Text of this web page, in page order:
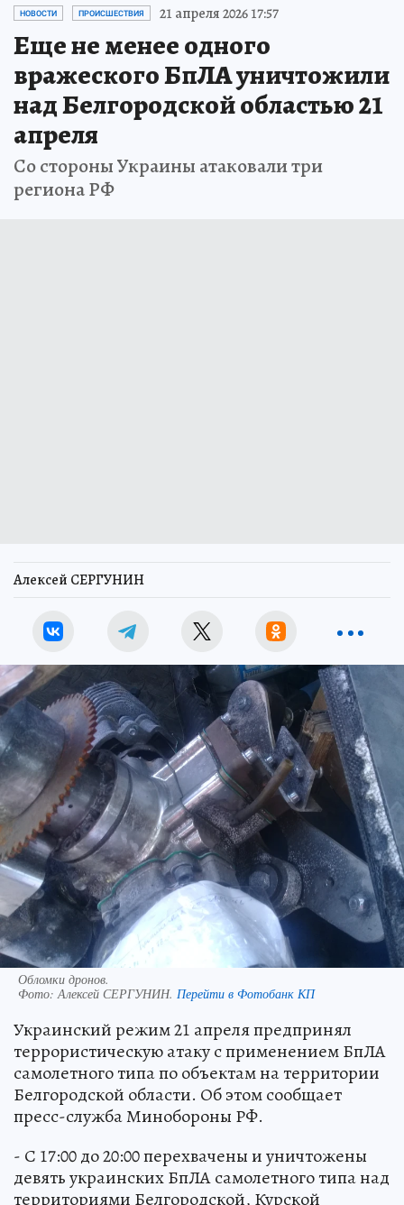
НОВОСТИ ПРОИСШЕСТВИЯ 21 апреля 2026 17:57
Еще не менее одного
вражеского БпЛА уничтожили
над Белгородской областью 21
апреля
Со стороны Украины атаковали три
региона РФ
Алексей СЕРГУНИН
Обломки дронов.
Фото:Алексей СЕРГУНИН. Перейти в Фотобанк КП
Украинский режим 21 апреля предпринял
террористическую атаку с применением БпЛА
самолетного типа по объектам на территории
Белгородской области. Об этом сообщает
пресс-служба Минобороны РФ.
- С 17:00 до 20:00 перехвачены и уничтожены
девять украинских БпЛА самолетного типа над
территориями Белгородской, Курской